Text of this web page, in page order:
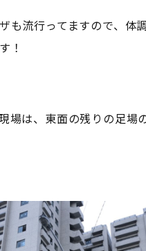
も流行ってますので、体
！
場は、東面の残りの足場